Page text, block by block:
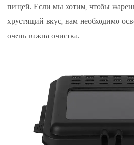
пищей. Если мы хотим, чтобы
хрустящий вкус, нам необходимо
очень важна очистка.